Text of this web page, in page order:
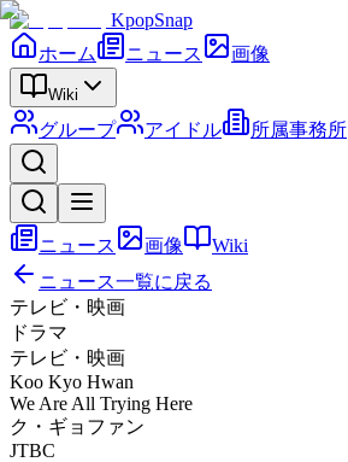
KpopSnap
ホーム
ニュース 画像
Wiki
グループ アイドル 所属事務所
ニュース 画像
Wiki
ニュース一覧に戻る
テレビ・映画
ドラマ
テレビ・映画
Koo Kyo Hwan
We Are All Trying Here
ク・ギョファン
JTBC